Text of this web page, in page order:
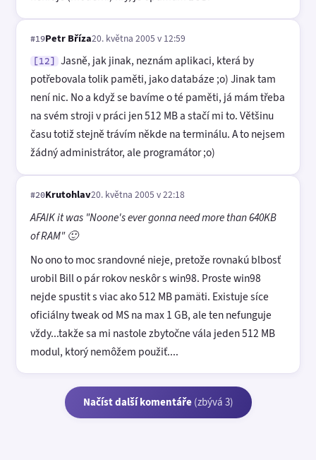
#19Petr Bříza20. května 2005 v 12:59
[12]
Jasně, jak jinak, neznám aplikaci, která by
potřebovala tolik paměti, jako databáze ;o) Jinak tam
není nic. No a když se bavíme o té paměti, já mám třeba
na svém stroji v práci jen 512 MB a stačí mi to. Většinu
času totiž stejně trávím někde na terminálu. A to nejsem
žádný administrátor, ale programátor ;o)
#20Krutohlav20. května 2005 v 22:18
AFAIK it was "Noone's ever gonna need more than 640KB
of RAM" 🙂
No ono to moc srandovné nieje, pretože rovnakú blbosť
urobil Bill o pár rokov neskôr s win98. Proste win98
nejde spustit s viac ako 512 MB pamäti. Existuje síce
oficiálny tweak od MS na max 1 GB, ale ten nefunguje
vždy...takže sa mi nastole zbytočne vála jeden 512 MB
modul, ktorý nemôžem použiť....
Načíst další komentáře (zbývá 3)